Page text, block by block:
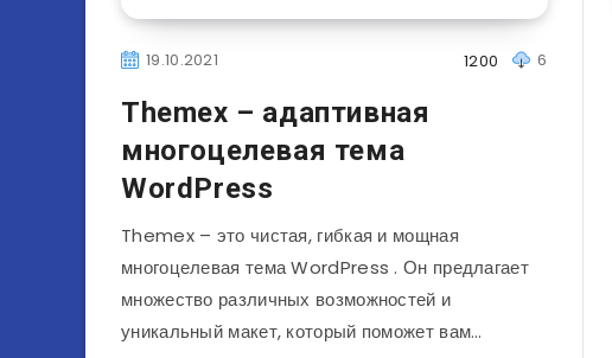
19.10.2021 6
1200
Themex – адаптивная
многоцелевая тема
WordPress
Themex – это чистая, гибкая и мощная
многоцелевая тема WordPress . Он предлагает
множество различных возможностей и
уникальный макет, который поможет вам…